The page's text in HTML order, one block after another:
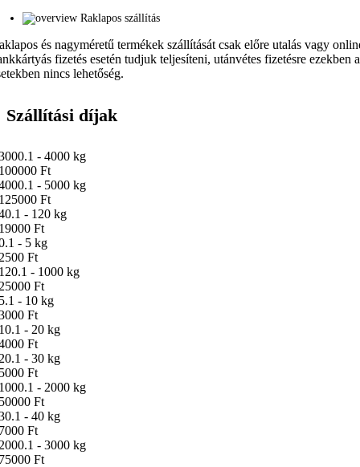
Raklapos szállítás
és nagyméretű termékek szállítását csak előre utalás vagy
fizetés esetén tudjuk teljesíteni, utánvétes fizetésre ezekben
nincs lehetőség.
Szállítási díjak
- 4000 kg
Ft
- 5000 kg
Ft
- 120 kg
Ft
- 5 kg
Ft
- 1000 kg
Ft
- 10 kg
Ft
- 20 kg
Ft
- 30 kg
Ft
- 2000 kg
Ft
- 40 kg
Ft
- 3000 kg
Ft